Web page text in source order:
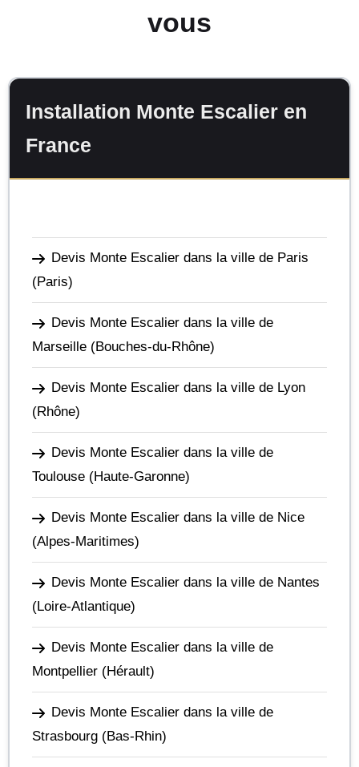
vous
Installation Monte Escalier en
France
Devis Monte Escalier dans la ville de Paris
(Paris)
Devis Monte Escalier dans la ville de
Marseille (Bouches-du-Rhône)
Devis Monte Escalier dans la ville de Lyon
(Rhône)
Devis Monte Escalier dans la ville de
Toulouse (Haute-Garonne)
Devis Monte Escalier dans la ville de Nice
(Alpes-Maritimes)
Devis Monte Escalier dans la ville de Nantes
(Loire-Atlantique)
Devis Monte Escalier dans la ville de
Montpellier (Hérault)
Devis Monte Escalier dans la ville de
Strasbourg (Bas-Rhin)